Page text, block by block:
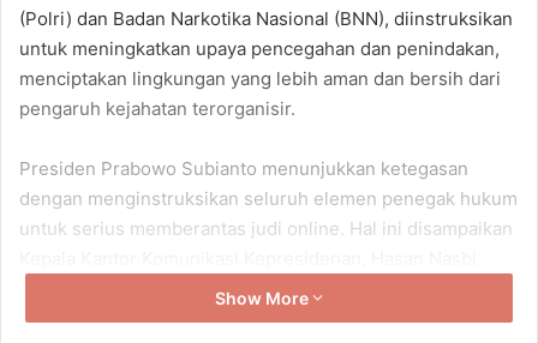
(Polri) dan Badan Narkotika Nasional (BNN), diinstruksikan
untuk meningkatkan upaya pencegahan dan penindakan,
menciptakan lingkungan yang lebih aman dan bersih dari
pengaruh kejahatan terorganisir.
Presiden Prabowo Subianto menunjukkan ketegasan
dengan menginstruksikan seluruh elemen penegak hukum
untuk serius memberantas judi online. Hal ini disampaikan
yang menegaskan bahwa pemberantasan ini menjadi
prioritas utama yang tak dapat ditunda. Dengan pesatnya
Show More